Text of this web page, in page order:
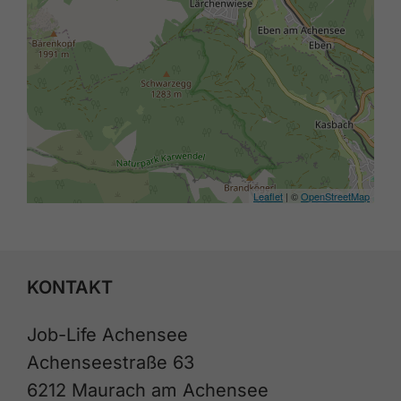
Leaflet | ©OpenStreetMap
KONTAKT
Job-Life Achensee
Achenseestraße 63
6212 Maurach am Achensee